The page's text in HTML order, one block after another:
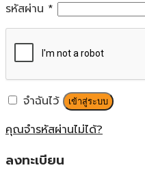
รหัสผ่าน *
จำฉันไว้ เข้าสู่ระบบ
คุณจำรหัสผ่านไม่ได้?
ลงทะเบียน